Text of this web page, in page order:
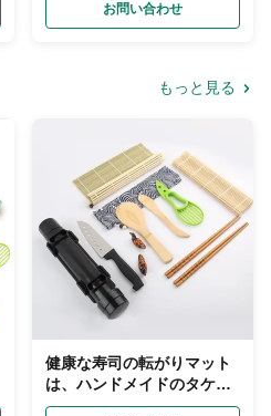
バガスをピクニックする
お問い合わせ
もっと見る
健康な寿司の転がりマット
は、ハンドメイドのタケ寿
司のキット料理を磨いた